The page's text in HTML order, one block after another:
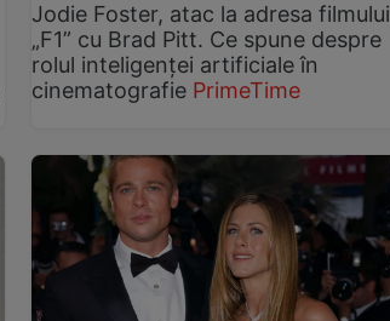
Jodie Foster, atac la adresa filmului
„F1” cu Brad Pitt. Ce spune despre
rolul inteligenței artificiale în
cinematografie PrimeTime